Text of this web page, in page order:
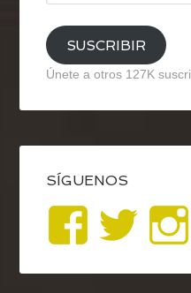
email
SUSCRIBIR
Únete a otros 127K
SÍGUENOS
Ver
perfil